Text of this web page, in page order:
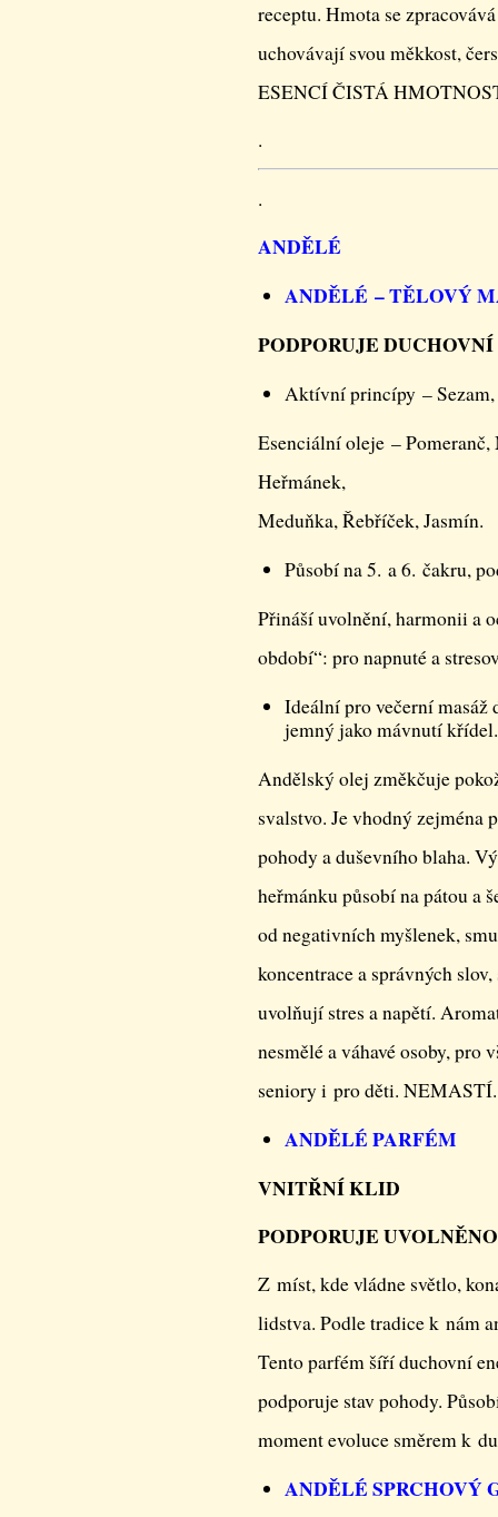
receptu. Hmota se
uchovávají svou měkkost,
ESENCÍ ČISTÁ
.
.
ANDĚLÉ
ANDĚLÉ – TĚLOVÝ
PODPORUJE
Aktívní princípy – Sezam,
Esenciální oleje –
Heřmánek,
Meduňka, Řebříček, Jasmín.
Působí na 5. a 6. čakru,
Přináší uvolnění, harmonii a
období“: pro napnuté a
Ideální pro večerní masáž
jemný jako mávnutí křídel.
Andělský olej změkčuje
svalstvo. Je vhodný zejména
pohody a duševního blaha.
heřmánku působí na pátou a
od negativních myšlenek,
koncentrace a správných
uvolňují stres a napětí.
nesmělé a váhavé osoby,
seniory i pro děti. NEMASTÍ.
ANDĚLÉ PARFÉM
VNITŘNÍ KLID
PODPORUJE
Z míst, kde vládne světlo,
lidstva. Podle tradice k nám
Tento parfém šíří duchovní
podporuje stav pohody.
moment evoluce směrem k
ANDĚLÉ SPRCHOVÝ